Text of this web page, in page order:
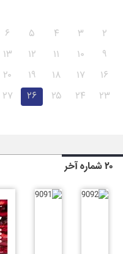
۲
۳ ۴ ۵ ۶
۹
۱۰ ۱۱ ۱۲ ۱۳
۱۶
۱۷ ۱۸ ۱۹ ۲۰
۲۳
۲۴ ۲۵ ۲۶ ۲۷
۲۰ شماره آخر